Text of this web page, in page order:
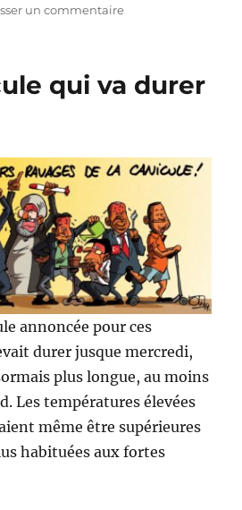
un commentairesur
et
qui va durer
annoncée pour ces
durer jusque mercredi,
plus longue, au moins
Les températures élevées
même être supérieures
habituées aux fortes